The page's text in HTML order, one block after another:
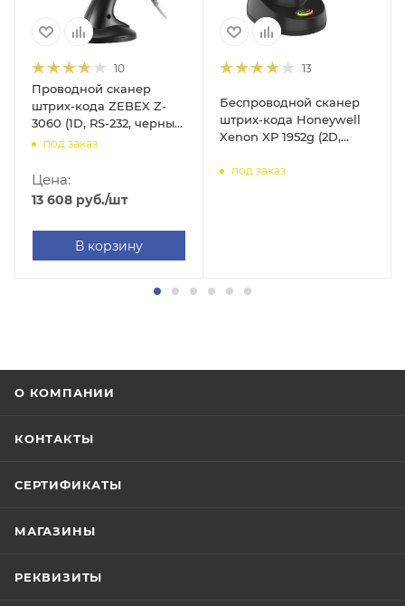
10
Проводной сканер
штрих-кода ZEBEX Z-
3060 (1D, RS-232, черный,
с подставкой Cradle, 2м
под заказ
Цена:
13 608 руб./шт
В корзину
13
Беспроводной сканер
штрих-кода Honeywell
Xenon XP 1952g (2D,
Cradle)
под заказ
О КОМПАНИИ
КОНТАКТЫ
СЕРТИФИКАТЫ
МАГАЗИНЫ
РЕКВИЗИТЫ